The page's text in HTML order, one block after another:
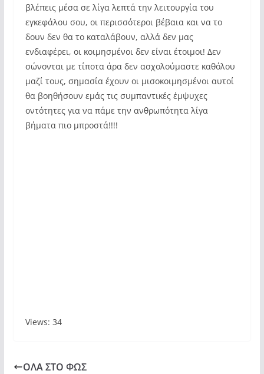
βλέπεις μέσα σε λίγα λεπτά την λειτουργία του
εγκεφάλου σου, οι περισσότεροι βέβαια και να το
δουν δεν θα το καταλάβουν, αλλά δεν μας
ενδιαφέρει, οι κοιμησμένοι δεν είναι έτοιμοι! Δεν
σώνονται με τίποτα άρα δεν ασχολούμαστε καθόλου
μαζί τους, σημασία έχουν οι μισοκοιμησμένοι αυτοί
θα βοηθήσουν εμάς τις συμπαντικές έμψυχες
οντότητες για να πάμε την ανθρωπότητα λίγα
βήματα πιο μπροστά!!!!
Views: 34
ΟΛΑ ΣΤΟ ΦΩΣ